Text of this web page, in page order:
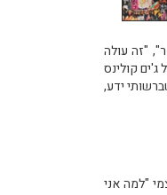
"זה עולה
קולינס
בי ביטחון שברשותי ידע,
"למה אני